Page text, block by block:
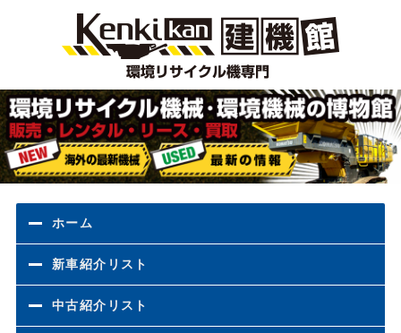
ホーム
新車紹介リスト
中古紹介リスト